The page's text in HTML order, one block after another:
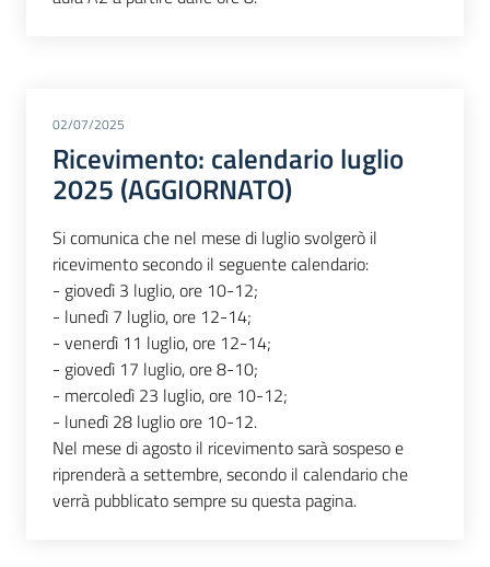
02/07/2025
Ricevimento: calendario luglio
2025 (AGGIORNATO)
Si comunica che nel mese di luglio svolgerò il
ricevimento secondo il seguente calendario:
- giovedì 3 luglio, ore 10-12;
- lunedì 7 luglio, ore 12-14;
- venerdì 11 luglio, ore 12-14;
- giovedì 17 luglio, ore 8-10;
- mercoledì 23 luglio, ore 10-12;
- lunedì 28 luglio ore 10-12.
Nel mese di agosto il ricevimento sarà sospeso e
riprenderà a settembre, secondo il calendario che
verrà pubblicato sempre su questa pagina.